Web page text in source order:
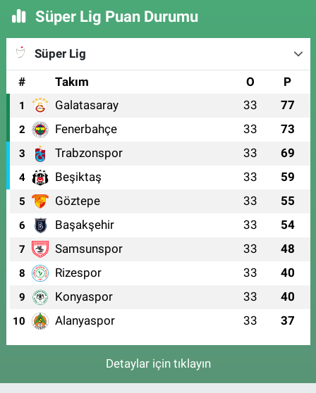
Süper Lig Puan Durumu
Süper Lig
#
Takım O P
1 Galatasaray 33 77
2 Fenerbahçe 33 73
3 Trabzonspor 33 69
4 Beşiktaş 33 59
5 Göztepe 33 55
6 Başakşehir 33 54
7 Samsunspor 33 48
8 Rizespor 33 40
9 Konyaspor 33 40
10 Alanyaspor 33 37
Detaylar için tıklayın